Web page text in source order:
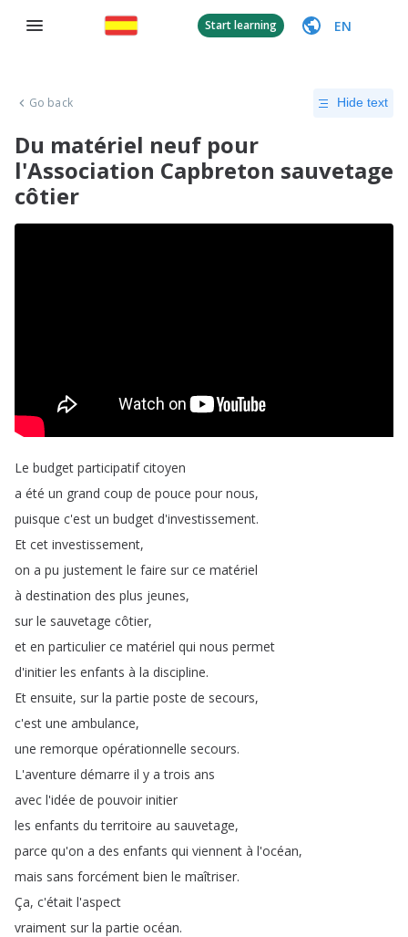
Start learning EN
Go back Hide text
Du matériel neuf pour
l'Association Capbreton sauvetage
côtier
Le budget participatif citoyen
a été un grand coup de pouce pour nous,
puisque c'est un budget d'investissement.
Et cet investissement,
on a pu justement le faire sur ce matériel
à destination des plus jeunes,
sur le sauvetage côtier,
et en particulier ce matériel qui nous permet
d'initier les enfants à la discipline.
Et ensuite, sur la partie poste de secours,
c'est une ambulance,
une remorque opérationnelle secours.
L'aventure démarre il y a trois ans
avec l'idée de pouvoir initier
les enfants du territoire au sauvetage,
parce qu'on a des enfants qui viennent à l'océan,
mais sans forcément bien le maîtriser.
Ça, c'était l'aspect
vraiment sur la partie océan.